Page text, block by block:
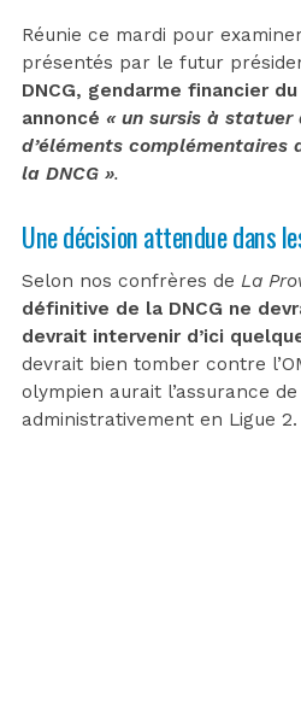
Réunie ce mardi pour
présentés par le futur
DNCG, gendarme financier
annoncé « un sursis à statuer
d’éléments complémentaires
la DNCG ».
Une décision attendue dans
Selon nos confrères de La
définitive de la DNCG ne
devrait intervenir d’ici
devrait bien tomber contre
olympien aurait l’assurance
administrativement en Ligue 2.